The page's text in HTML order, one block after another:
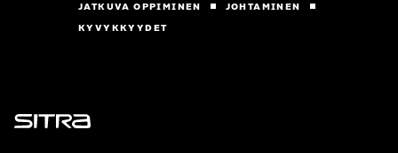
JATKUVA OPPIMINEN
JOHTAMINEN
KYVYKKYYDET
Sitra